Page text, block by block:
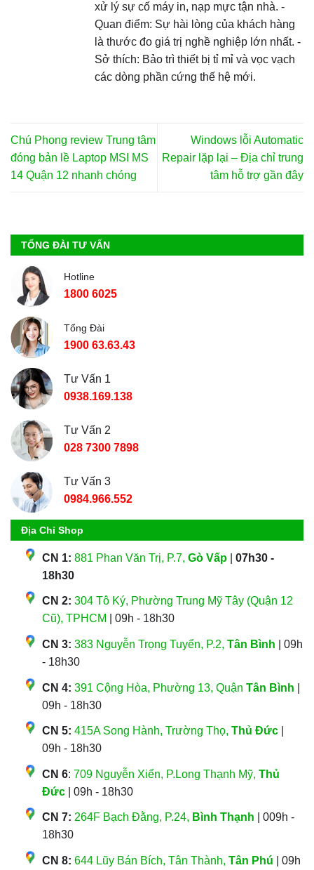
xử lý sự cố máy in, nạp mực tận nhà. -
Quan điểm: Sự hài lòng của khách hàng
là thước đo giá trị nghề nghiệp lớn nhất. -
Sở thích: Bảo trì thiết bị tỉ mỉ và vọc vạch
các dòng phần cứng thế hệ mới.
Chú Phong review Trung tâm
đóng bản lề Laptop MSI MS
14 Quận 12 nhanh chóng
Windows lỗi Automatic
Repair lặp lại – Địa chỉ trung
tâm hỗ trợ gần đây
TỔNG ĐÀI TƯ VẤN
Hotline
1800 6025
Tổng Đài
1900 63.63.43
Tư Vấn 1
0938.169.138
Tư Vấn 2
028 7300 7898
Tư Vấn 3
0984.966.552
Địa Chỉ Shop
CN 1: 881 Phan Văn Trị, P.7, Gò Vấp
07h30 -
18h30
CN 2: 304 Tô Ký, Phường Trung Mỹ Tây (Quận 12
Cũ), TPHCM
| 09h - 18h30
CN 3: 383 Nguyễn Trọng Tuyển, P.2, Tân Bình | 09h
- 18h30
CN 4: 391 Cộng Hòa, Phường 13, Quận Tân Bình
09h - 18h30
CN 5: 415A Song Hành, Trường Thọ, Thủ Đức
09h - 18h30
CN 6: 709 Nguyễn Xiển, P.Long Thạnh Mỹ, Thủ
Đức | 09h - 18h30
CN 7: 264F Bạch Đằng, P.24, Bình Thạnh | 009h -
18h30
CN 8: 644 Lũy Bán Bích, Tân Thành, Tân Phú | 09h